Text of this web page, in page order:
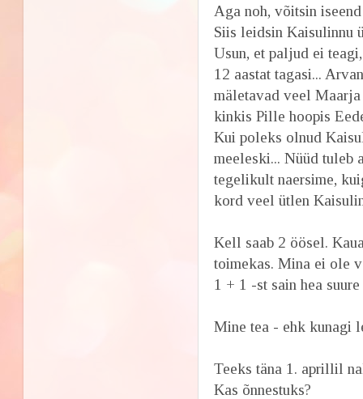
Aga noh, võitsin
Siis leidsin Kaisulinnu
Usun, et paljud ei
12 aastat tagasi...
mäletavad veel
kinkis Pille hoopis
Kui poleks olnud
meeleski... Nüüd tuleb
tegelikult naersime,
kord veel ütlen
Kell saab 2 öösel.
toimekas. Mina ei ole
1 + 1 -st sain hea
Mine tea - ehk kunagi
Teeks täna 1. aprillil
Kas õnnestuks?